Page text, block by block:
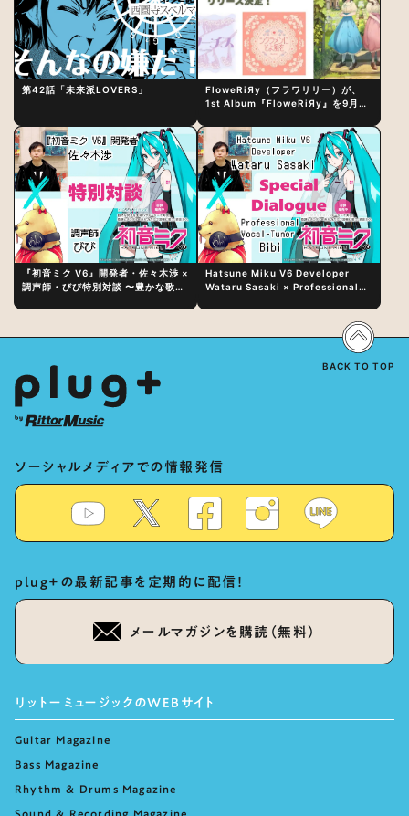
第42話「未来派LOVERS」
FloweRiЯy（フラワリリー）が、
1st Album『FloweRiЯy』を9月23
『初音ミク V6』開発者・佐々木渉 ×
調声師・びび特別対談 〜豊かな歌声
Hatsune Miku V6 Developer
Wataru Sasaki × Professional
Vocal Expression Lies in “Love
for the singing characters” and
ソーシャルメディアでの情報発信
plug+の最新記事を定期的に配信！
メールマガジンを購読（無料）
リットーミュージックのWEBサイト
Guitar Magazine
Bass Magazine
Rhythm & Drums Magazine
Sound & Recording Magazine
BACK TO TOP